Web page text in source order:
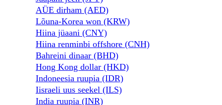
AÜE dirham (AED)
Lõuna-Korea won (KRW)
Hiina jüaani (CNY)
Hiina renminbi offshore (CNH)
Bahreini dinaar (BHD)
Hong Kong dollar (HKD)
Indoneesia ruupia (IDR)
Iisraeli uus seekel (ILS)
India ruupia (INR)